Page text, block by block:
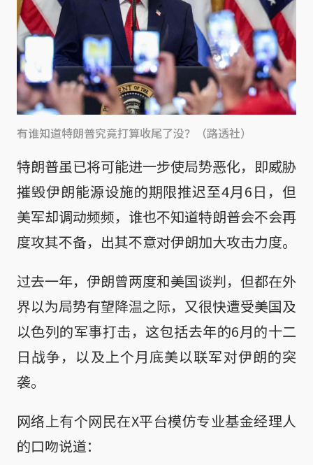
有谁知道特朗普究竟打算收尾了没？（路透社）
特朗普虽已将可能进一步使局势恶化，即威胁
摧毁伊朗能源设施的期限推迟至4月6日，但
美军却调动频频，谁也不知道特朗普会不会再
度攻其不备，出其不意对伊朗加大攻击力度。
过去一年，伊朗曾两度和美国谈判，但都在外
界以为局势有望降温之际，又很快遭受美国及
以色列的军事打击，这包括去年的6月的十二
日战争，以及上个月底美以联军对伊朗的突
袭。
网络上有个网民在X平台模仿专业基金经理人
的口吻说道：